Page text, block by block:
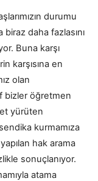
durumu
daha fazlasını
Buna karşı
karşısına en
olan
bizler öğretmen
yürüten
kurmamıza
hak arama
sonuçlanıyor.
atama